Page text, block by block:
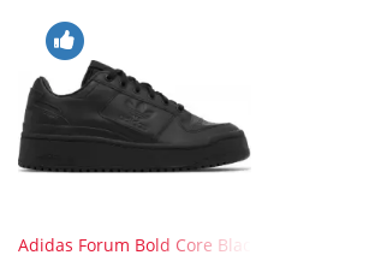
Adidas Forum Bold Core Black